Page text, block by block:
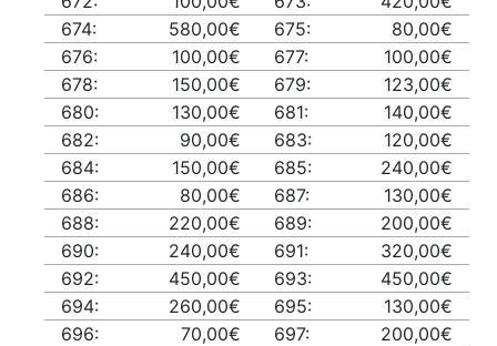
674:
580,00€ 675:
80,00€
676:
100,00€ 677:
100,00€
678:
150,00€ 679:
123,00€
680:
130,00€ 681:
140,00€
682:
90,00€ 683:
120,00€
684:
150,00€ 685:
240,00€
686:
80,00€ 687:
130,00€
688:
220,00€ 689:
200,00€
690:
240,00€ 691:
320,00€
692:
450,00€ 693:
450,00€
694:
260,00€ 695:
130,00€
696:
70,00€ 697:
200,00€